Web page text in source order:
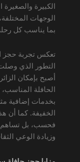
الكبيرة والصغيرة
الوجهات
بما يناسب كل
تعكس تجربة حجز
التطور الذي
أصبح بإمكان
الحافلة المناسب،
بخدمات إضافية
الخفيفة. كما أن
فحسب، بل تساهم
وزيادة الوعي